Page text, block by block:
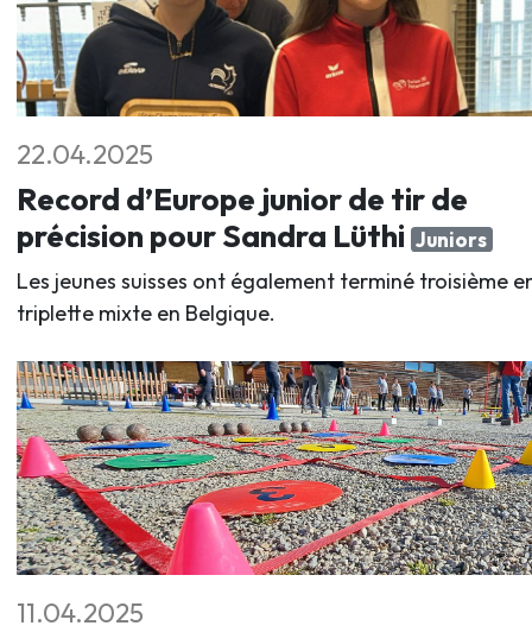
22.04.2025
Record d’Europe junior de tir de
précision pour Sandra Lüthi Juniors
Les jeunes suisses ont également terminé troisième
triplette mixte en Belgique.
11.04.2025